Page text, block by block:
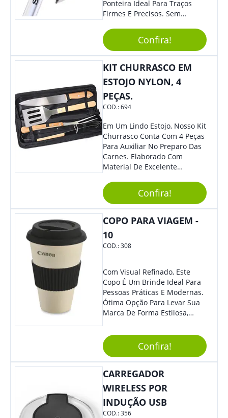
Ponteira Ideal Para Traços
Firmes E Precisos. Sem
Brinde Para Representar Sua
Marca. Dimensões: 1.6 Cm X
14 Cm X 1.6 Cm
Confira!
KIT CHURRASCO EM
ESTOJO NYLON, 4
PEÇAS.
COD.:694
Em Um Lindo Estojo, Nosso Kit
Churrasco Conta Com 4 Peças
Para Auxiliar No Preparo Das
Carnes. Elaborado Com
Material De Excelente
Tradicional, Sem Dúvidas É O
Brinde Certo Para Todos Os
Públicos. Personalize-O Com
Sua Marca. Seus Clientes E
Irão Adorar.
Confira!
COPO PARA VIAGEM -
10
COD.:308
Com Visual Refinado, Este
Copo É Um Brinde Ideal Para
Pessoas Práticas E Modernas.
Ótima Opção Para Levar Sua
Marca De Forma Estilosa,
Empresa Em Eventos,
Reuniões Corporativas Ou Até
Mesmo Para Presentear
Colaboradores.
Confira!
CARREGADOR
WIRELESS POR
INDUÇÃO USB
COD.:356